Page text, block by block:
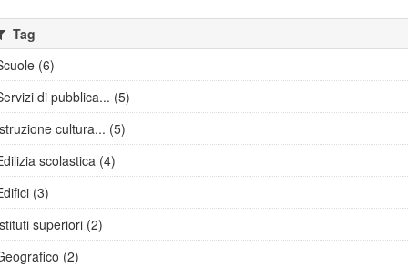
Tag
(6)
di pubblica... (5)
cultura... (5)
scolastica (4)
(3)
superiori (2)
(2)